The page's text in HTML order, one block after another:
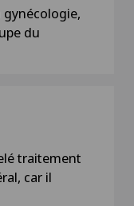
du
traitement
car il